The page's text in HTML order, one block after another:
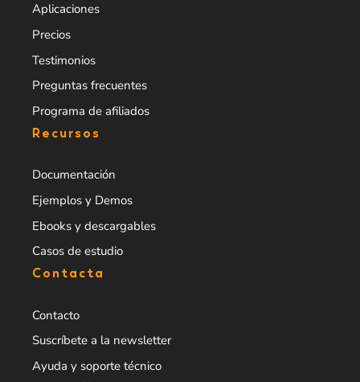
Aplicaciones
Precios
Testimonios
Preguntas frecuentes
Programa de afiliados
Recursos
Documentación
Ejemplos y Demos
Ebooks y descargables
Casos de estudio
Contacta
Contacto
Suscríbete a la newsletter
Ayuda y soporte técnico